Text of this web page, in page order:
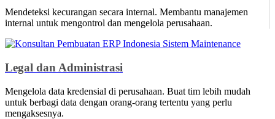
Mendeteksi kecurangan secara internal. Membantu manajemen
internal untuk mengontrol dan mengelola perusahaan.
Legal dan Administrasi
Mengelola data kredensial di perusahaan. Buat tim lebih mudah
untuk berbagi data dengan orang-orang tertentu yang perlu
mengaksesnya.